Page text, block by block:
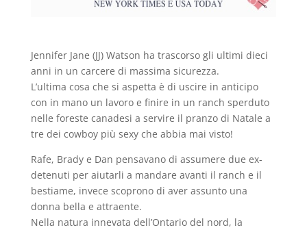
Jennifer Jane (JJ) Watson ha trascorso gli ultimi dieci
anni in un carcere di massima sicurezza.
L’ultima cosa che si aspetta è di uscire in anticipo
con in mano un lavoro e finire in un ranch sperduto
nelle foreste canadesi a servire il pranzo di Natale a
tre dei cowboy più sexy che abbia mai visto!
Rafe, Brady e Dan pensavano di assumere due ex-
detenuti per aiutarli a mandare avanti il ranch e il
bestiame, invece scoprono di aver assunto una
donna bella e attraente.
Nella natura innevata dell’Ontario del nord, la